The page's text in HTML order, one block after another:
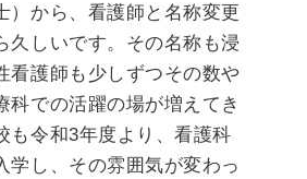
）から、看護師と名称変更
久しいです。その名称も浸
看護師も少しずつその数や
科での活躍の場が増えてき
も令和3年度より、看護科
学し、その雰囲気が変わっ